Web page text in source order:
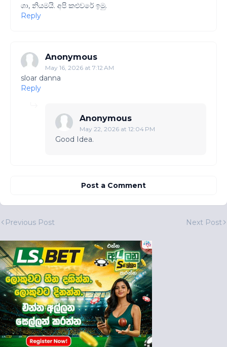
ශා, නියමයි. අපි කළුවරේ ඉමු.
Reply
Anonymous
May 16, 2026 at 7:12 AM
sloar danna
Reply
Anonymous
May 22, 2026 at 12:04 PM
Good Idea.
Post a Comment
Previous Post Next Post